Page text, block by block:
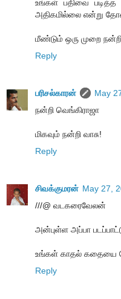
உங்கள் பதிவை படித்த
அதிகமில்லை என்று
மீண்டும் ஒரு முறை நன்றி
Reply
பரிசல்காரன்
May
நன்றி வெங்கிராஜா
மிகவும் நன்றி வாசு!
Reply
சிவக்குமரன் May 27,
///@ வடகரைவேலன்
அன்புள்ள அப்பா
உங்கள் காதல் கதையை
Reply